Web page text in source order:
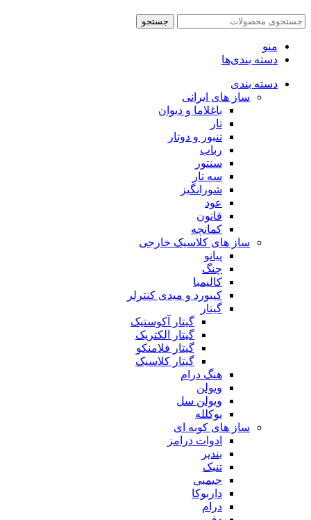
جستجو
منو
دسته بندی‌ها
دسته بندی
ساز های ایرانی
باغلاما و دیوان
تار
تنبور و دوتار
رباب
سنتور
سه تار
شورانگیز
عود
قانون
کمانچه
ساز های کلاسیک خارجی
پیانو
چنگ
کالیمبا
کیبورد و میدی کنترلر
گیتار
گیتار آکوستیک
گیتار الکتریک
گیتار فلامنکو
گیتار کلاسیک
هنگ درام
ویولن
ویولن سل
یوکلله
ساز های کوبه ای
ادوات درامز
بندیر
تنبک
جیمبی
داربوکا
درام